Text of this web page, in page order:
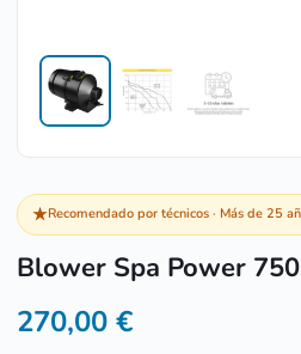
★Recomendado por técnicos · Más de 25
Blower Spa Power
270,00 €